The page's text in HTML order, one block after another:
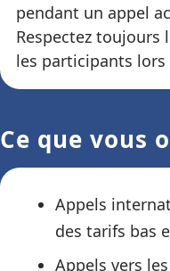
pendant un appel
Respectez toujours
les participants lors
Ce que vous
Appels
des tarifs bas
Appels vers